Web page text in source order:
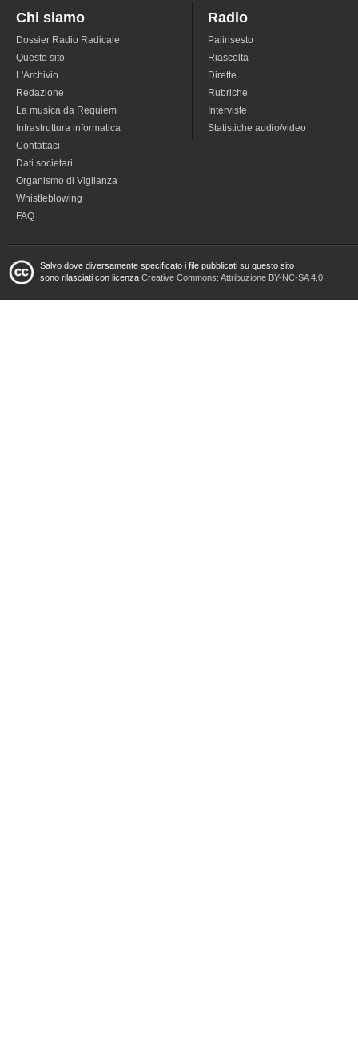
Chi siamo
Dossier Radio Radicale
Questo sito
L'Archivio
Redazione
La musica da Requiem
Infrastruttura informatica
Contattaci
Dati societari
Organismo di Vigilanza
Whistleblowing
FAQ
Radio
Palinsesto
Riascolta
Dirette
Rubriche
Interviste
Statistiche audio/video
Salvo dove diversamente specificato i file pubblicati su questo sito
sono rilasciati con licenza Creative Commons: Attribuzione BY-NC-SA 4.0